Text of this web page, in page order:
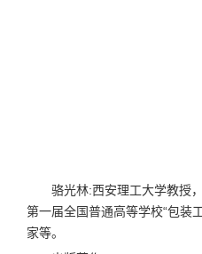
骆光林:西安理工大学教授
第一届全国普通高等学校“包装
家等。